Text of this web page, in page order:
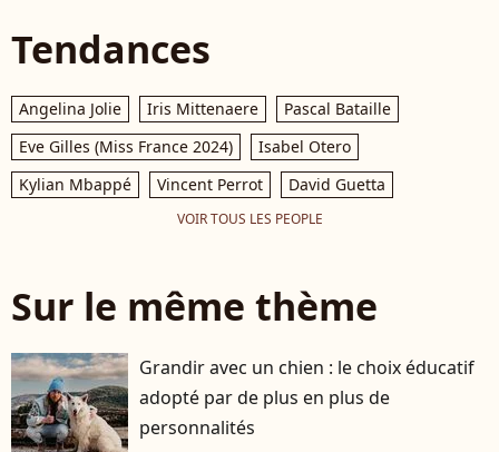
Tendances
Angelina Jolie Iris Mittenaere
Pascal Bataille
Eve Gilles (Miss France 2024)
Isabel Otero
Kylian Mbappé
Vincent Perrot David Guetta
VOIR TOUS LES PEOPLE
Sur le même thème
Grandir avec un chien : le choix éducatif
adopté par de plus en plus de
personnalités